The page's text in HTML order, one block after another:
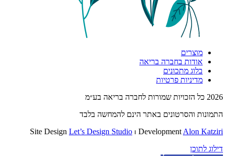
מוצרים
אודות בחברה בריאה
בלוג מתכונים
מדיניות פרטיות
2026 כל הזכויות שמורות לחברה בריאה בע״מ
התמונות והסרטונים באתר הינם להמחשה בלבד
Site Design Let’s Design Studio ⏐ Development Alon Katziri
דילוג לתוכן